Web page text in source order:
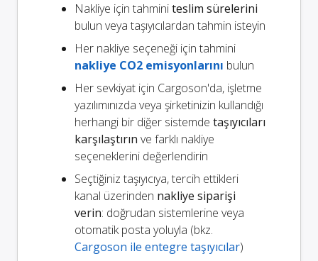
Nakliye için tahminiteslim sürelerini
bulun veya taşıyıcılardan tahmin isteyin
Her nakliye seçeneği için tahmini
nakliye CO2 emisyonlarını bulun
Her sevkiyat için Cargoson'da, işletme
yazılımınızda veya şirketinizin kullandığı
herhangi bir diğer sistemde taşıyıcıları
karşılaştırın ve farklı nakliye
seçeneklerini değerlendirin
Seçtiğiniz taşıyıcıya, tercih ettikleri
kanal üzerinden nakliye siparişi
verin: doğrudan sistemlerine veya
otomatik posta yoluyla (bkz.
Cargoson ile entegre taşıyıcılar)